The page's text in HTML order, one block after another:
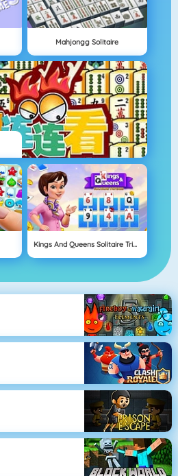
Mahjongg Solitaire
Kings And Queens Solitaire Tripeaks